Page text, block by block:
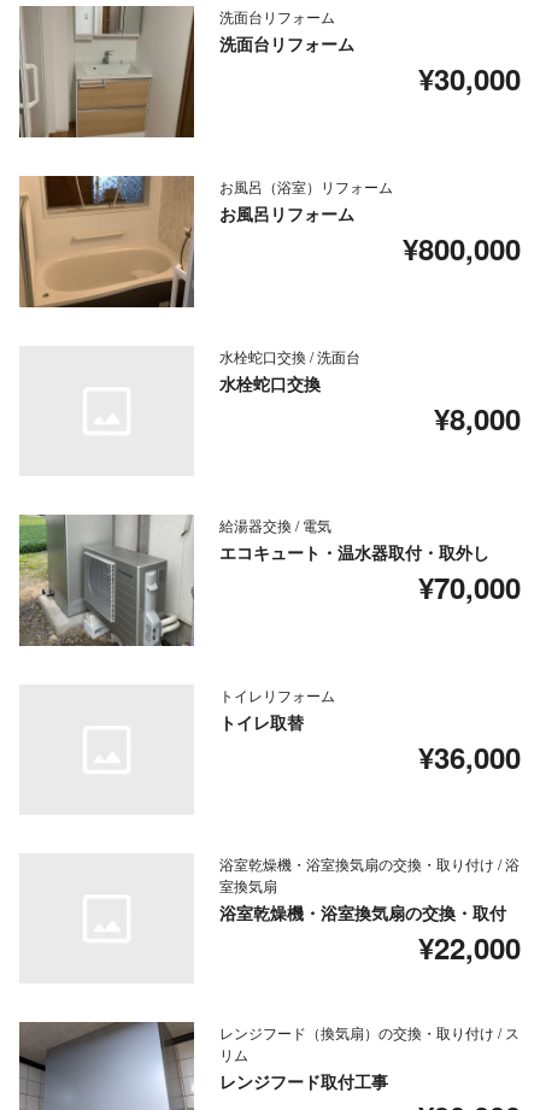
洗面台リフォーム
洗面台リフォーム
¥30,000
お風呂（浴室）リフォーム
お風呂リフォーム
¥800,000
水栓蛇口交換 / 洗面台
水栓蛇口交換
¥8,000
給湯器交換 / 電気
エコキュート・温水器取付・取外し
¥70,000
トイレリフォーム
トイレ取替
¥36,000
浴室乾燥機・浴室換気扇の交換・取り付け / 浴
室換気扇
浴室乾燥機・浴室換気扇の交換・取付
¥22,000
レンジフード（換気扇）の交換・取り付け / ス
リム
レンジフード取付工事